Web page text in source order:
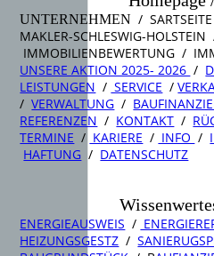
UNTERNEHMEN /
MAKLER-SCHLESWIG-HOLSTEIN
IMMOBILIENBEWERTUNG /
UNSERE AKTION 2025- 2026 /
LEISTUNGEN / SERVICE /
/VERWALTUNG /
REFERENZEN / KONTAKT /
TERMINE / KARIERE / INFO /
HAFTUNG / DATENSCHUTZ
ENERGIEAUSWEIS /
HEIZUNGSGESTZ /